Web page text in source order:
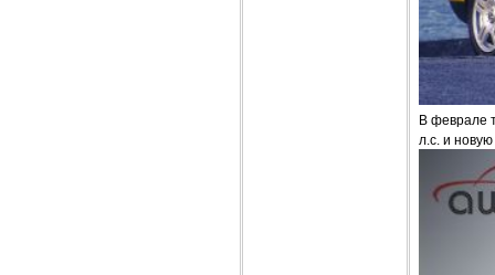
В феврале
л.с. и